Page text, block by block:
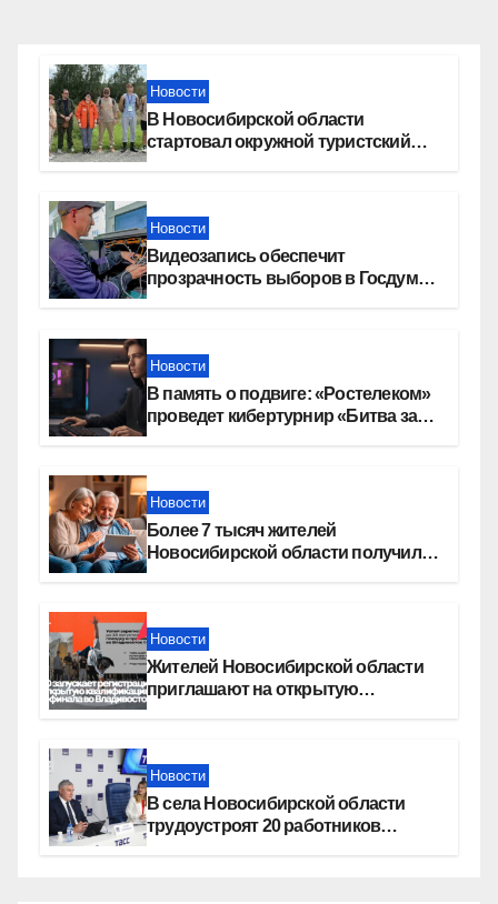
Новости
В Новосибирской области
стартовал окружной туристский
Новости
Видеозапись обеспечит
прозрачность выборов в Госдуму
Новости
В память о подвиге: «Ростелеком»
проведет кибертурнир «Битва за
Новости
Более 7 тысяч жителей
Новосибирской области получили
Новости
Жителей Новосибирской области
приглашают на открытую
Новости
В села Новосибирской области
трудоустроят 20 работников